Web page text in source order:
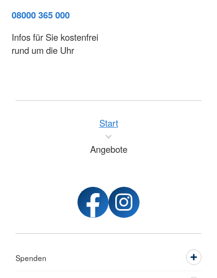
08000 365 000
Infos für Sie kostenfrei
rund um die Uhr
Start
Angebote
Spenden